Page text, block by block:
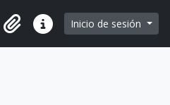
Portapapeles
Enlaces rápidos
Inicio de sesión